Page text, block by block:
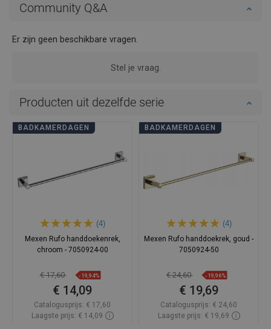
Community Q&A
Er zijn geen beschikbare vragen.
Stel je vraag.
Producten uit dezelfde serie
BADKAMERDAGEN
(4)
Mexen Rufo handdoekenrek,
chroom - 7050924-00
€ 17,60 -19,94%
€ 14,09
Catalogusprijs: € 17,60
Laagste prijs: € 14,09
BADKAMERDAGEN
(4)
Mexen Rufo handdoekrek, goud -
7050924-50
€ 24,60 -19,96%
€ 19,69
Catalogusprijs: € 24,60
Laagste prijs: € 19,69